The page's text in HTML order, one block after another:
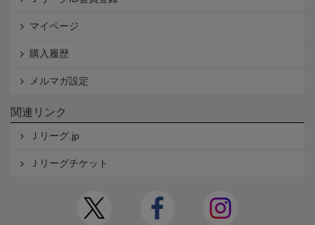
マイページ
購入履歴
メルマガ設定
関連リンク
Ｊリーグ.jp
Ｊリーグチケット